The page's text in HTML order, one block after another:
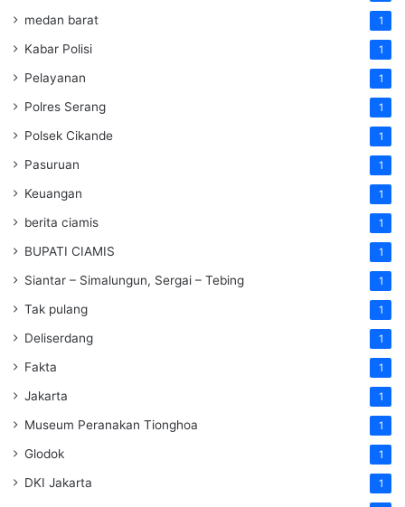
medan barat 1
Kabar Polisi 1
Pelayanan 1
Polres Serang 1
Polsek Cikande 1
Pasuruan 1
Keuangan 1
berita ciamis 1
BUPATI CIAMIS 1
Siantar – Simalungun, Sergai – Tebing 1
Tak pulang 1
Deliserdang 1
Fakta 1
Jakarta 1
Museum Peranakan Tionghoa 1
Glodok 1
DKI Jakarta 1